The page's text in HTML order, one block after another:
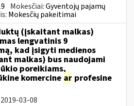
Mokesčiai:Gyventojų pajamų
Mokesčių pakeitimai
(įskaitant malkas)
lengvatinis 9
kad įsigyti medienos
malkas) bus naudojami
poreikiams,
komercine ar profesine
2019-03-08